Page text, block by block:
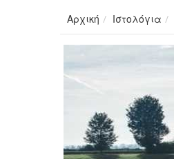
Αρχική Ιστολόγια